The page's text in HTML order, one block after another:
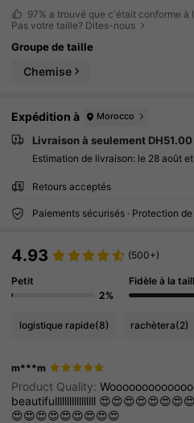
97% a trouvé que c'était conforme à
Pas votre taille? Dites-nous
Groupe de taille
Chemise
Expédition à Morocco
Livraison à seulement DH51.00
Estimation de livraison: le 28 août
Retours acceptés
Paiements sécurisés · Protection
4.93 (500+)
Petit
2%
Fidèle à la
logistique rapide(8) rachètera(2)
m***m
Product Quality:
beautifulllllllllllllllll
😍😍😍😍😍😍😍😍😍